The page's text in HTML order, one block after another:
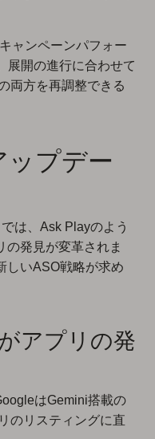
ャンペーンパフォー
展開の進行に合わせて
両方を再調整できる
ップデー
は、Ask Playのよう
の発見が変革されま
しいASO戦略が求め
アプリの発
はGemini搭載の
のリスティングに直